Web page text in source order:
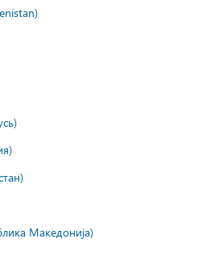
Македонија)